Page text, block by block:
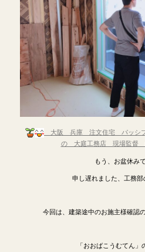
大阪 兵庫 注文住宅 パッシ
の 大庭工務店 現場監
もう、お盆休み
申し遅れました、工務
今回は、建築途中のお施主様確認
「おおばこうむてん」